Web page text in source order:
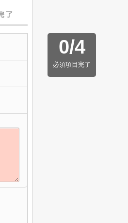
0/4
必須項目完了